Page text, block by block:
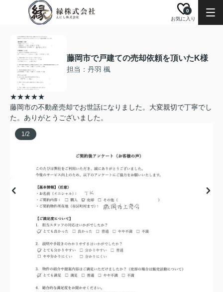
お気に入り
0
藤岡市で戸建ての売却依頼を頂いたK様
担当：丹羽 楓
★★★★★
藤岡市の不動産売却でお世話になりました。大変親切で丁寧でし
た。ありがとうございました。
1/2